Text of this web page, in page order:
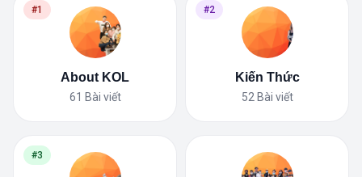
#1
About KOL
61 Bài viết
#2
Kiến Thức
52 Bài viết
#3